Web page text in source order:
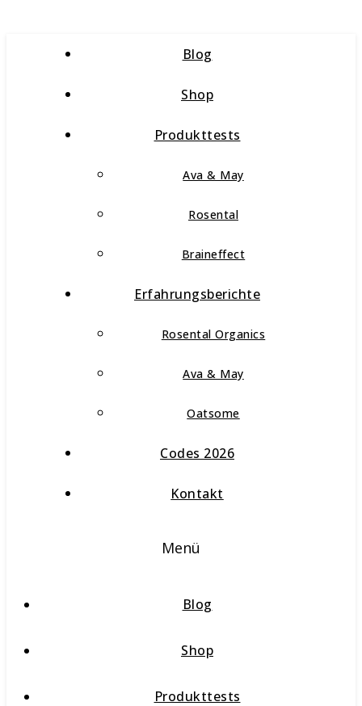
Blog
Shop
Produkttests
Ava & May
Rosental
Braineffect
Erfahrungsberichte
Rosental Organics
Ava & May
Oatsome
Codes 2026
Kontakt
Menü
Blog
Shop
Produkttests